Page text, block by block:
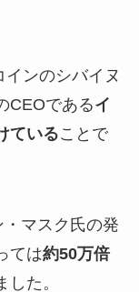
ンのシバイヌ
CEOであるイ
ていることで
マスク氏の発
ては約50万倍
た。